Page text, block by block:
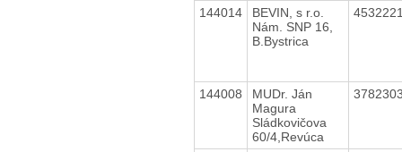
144014
BEVIN, s r.o.
Nám. SNP 16,
B.Bystrica
144008
MUDr. Ján
Magura
Sládkovičova
60/4,Revúca